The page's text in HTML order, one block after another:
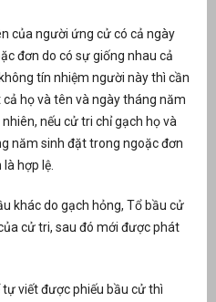
của người ứng cử có cả ngày
đơn do có sự giống nhau cả
tín nhiệm người này thì cần
họ và tên và ngày tháng năm
nếu cử tri chỉ gạch họ và
năm sinh đặt trong ngoặc đơn
hợp lệ.
khác do gạch hỏng, Tổ bầu cử
cử tri, sau đó mới được phát
viết được phiếu bầu cử thì